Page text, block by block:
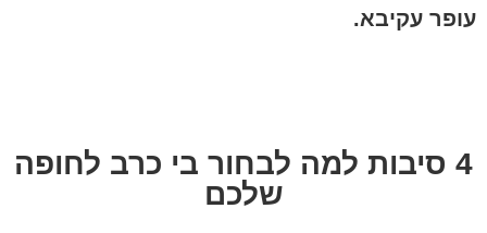
עופר עקיבא.
4 סיבות למה לבחור בי כרב לחופה
שלכם